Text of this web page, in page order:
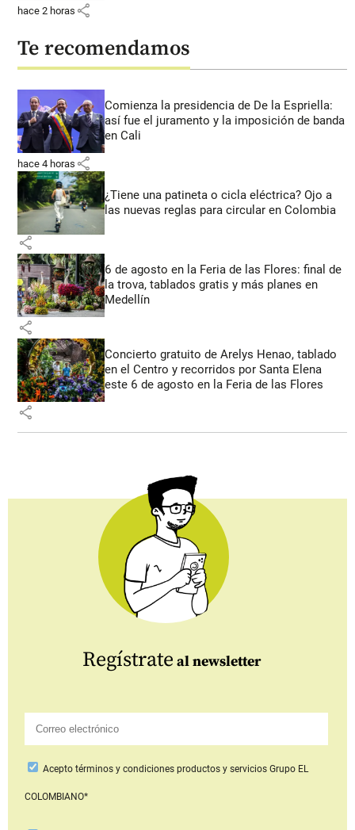
hace 2 horas share
Te recomendamos
Comienza la presidencia de De la Espriella:
así fue el juramento y la imposición de banda
en Cali
hace 4 horas share
¿Tiene una patineta o cicla eléctrica? Ojo a
las nuevas reglas para circular en Colombia
share
6 de agosto en la Feria de las Flores: final de
la trova, tablados gratis y más planes en
Medellín
share
Concierto gratuito de Arelys Henao, tablado
en el Centro y recorridos por Santa Elena
este 6 de agosto en la Feria de las Flores
share
Regístrate al newsletter
Aceptotérminos y condiciones productos y serviciosGrupo EL
COLOMBIANO*